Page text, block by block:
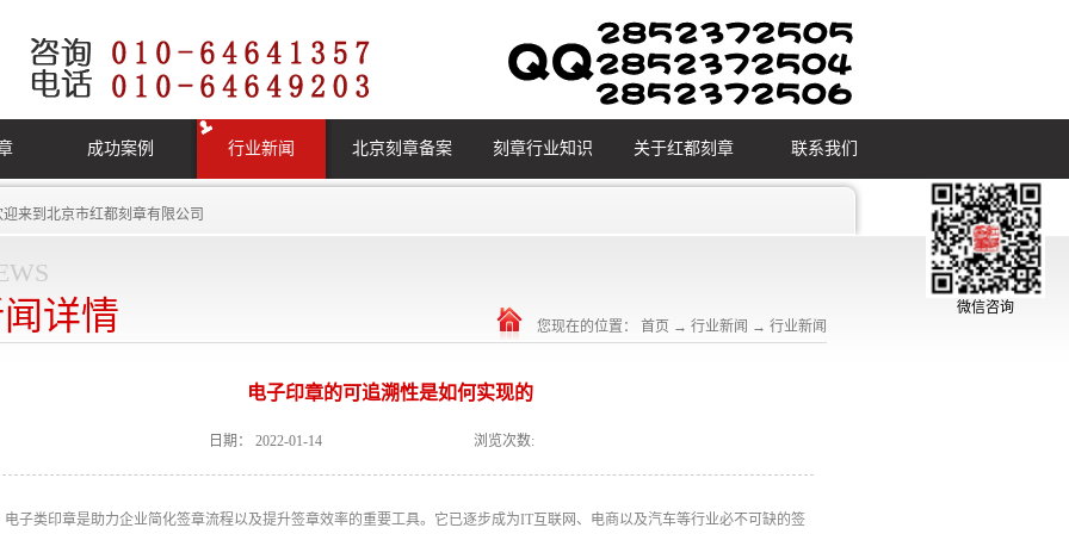
成功案例 行业新闻 北京刻章备案 刻章行业知识 关于红都刻章 联系我们
迎来到 北京市红都刻章有限公司
详情
您现在的位置： 首页 → 行业新闻 → 行业新闻
电子印章的可追溯性是如何实现的
日期： 2022-01-14 浏览次数:
电子类印章是助力企业简化签章流程以及提升签章效率的重要工具。它已逐步成为IT互联网、电商以及汽车等行业必不可缺的签
微信咨询